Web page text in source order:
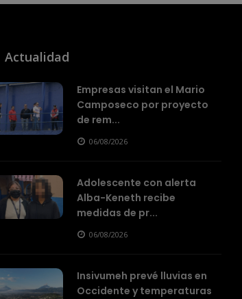
Actualidad
Empresas visitan el Mario
Camposeco por proyecto
de rem...
06/08/2026
Adolescente con alerta
Alba-Keneth recibe
medidas de pr...
06/08/2026
Insivumeh prevé lluvias en
Occidente y temperaturas